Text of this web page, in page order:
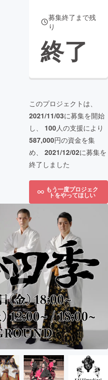
募集終了まで残
り
終了
このプロジェクトは、
2021/11/03に募集を開始
し、 100人の支援により
587,000円の資金を集
め、 2021/12/02に募集を
終了しました
もう一度プロジェク
トをやってほしい